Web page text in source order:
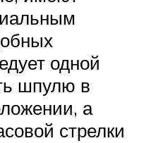
одной
шпулю в
а
стрелки